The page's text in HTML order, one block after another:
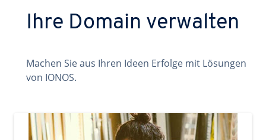
Ihre Domain verwalten
Machen Sie aus Ihren Ideen Erfolge mit Lösungen
von IONOS.